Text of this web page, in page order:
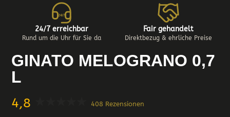
GINATO MELOGRANO 0,7
L
4,8 408 Rezensionen
24/7
24/7 erreichbar
Rund um die Uhr für Sie da
Fair gehandelt
Direktbezug & ehrliche Preise